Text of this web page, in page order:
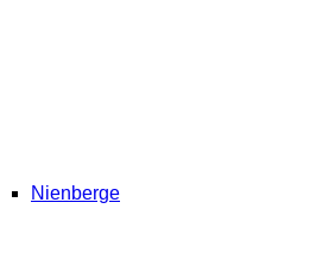
Nienberge